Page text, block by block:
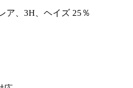
ア、3H、ヘイズ 25％